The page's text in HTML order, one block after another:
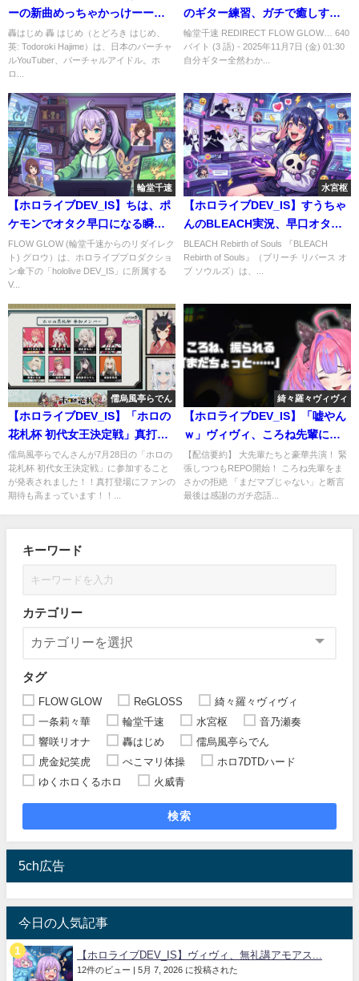
ーの新曲めっちゃかっけーー
ー！！！！ #轟はじめ #はじ
めの日2026
轟はじめ 轟 はじめ（とどろき はじめ、
英: Todoroki Hajime）は、日本のバーチャ
ルYouTuber、バーチャルアイドル。ホ
ロ...
のギター練習、ガチで癒しすぎ
る件ｗｗｗ #輪堂千速
輪堂千速 REDIRECT FLOW GLOW… 640
バイト (3 語) - 2025年11月7日 (金) 01:30
自分ギター全然わか...
輪堂千速
【ホロライブDEV_IS】ちは、ポ
ケモンでオタク早口になる瞬間
が可愛すぎるwww #輪堂千速
FLOW GLOW (輪堂千速からのリダイレク
ト) グロウ）は、ホロライブプロダクショ
ン傘下の「hololive DEV_IS」に所属する
V...
水宮枢
【ホロライブDEV_IS】すうちゃ
んのBLEACH実況、早口オタク
化が止まらないwww #水宮枢
BLEACH Rebirth of Souls 『BLEACH
Rebirth of Souls』（ブリーチ リバース オ
ブ ソウルズ）は、...
儒烏風亭らでん
【ホロライブDEV_IS】「ホロの
花札杯 初代女王決定戦」真打ら
でんの参加決定！！ #儒烏風亭
らでん
儒烏風亭らでんさんが7月28日の「ホロの
花札杯 初代女王決定戦」に参加すること
が発表されました！！真打登場にファンの
期待も高まっています！！...
綺々羅々ヴィヴィ
【ホロライブDEV_IS】「嘘やん
ｗ」ヴィヴィ、ころね先輩にマ
ブダチ拒否でハシゴを外す！？
【配信要約】 大先輩たちと豪華共演！ 緊
張しつつもREPO開始！ ころね先輩をま
さかの拒絶 「まだマブじゃない」と断言
最後は感謝のガチ恋語...
キーワード
カテゴリー
タグ
FLOW GLOW ReGLOSS
綺々羅々ヴィヴィ
一条莉々華
輪堂千速 水宮枢
音乃瀬奏
響咲リオナ
轟はじめ
儒烏風亭らでん
虎金妃笑虎
ぺこマリ体操
ホロ7DTDハード
ゆくホロくるホロ
火威青
検索
5ch広告
今日の人気記事
【ホロライブDEV_IS】ヴィヴィ、無礼講アモアス...
12件のビュー | 5月 7, 2026 に投稿された